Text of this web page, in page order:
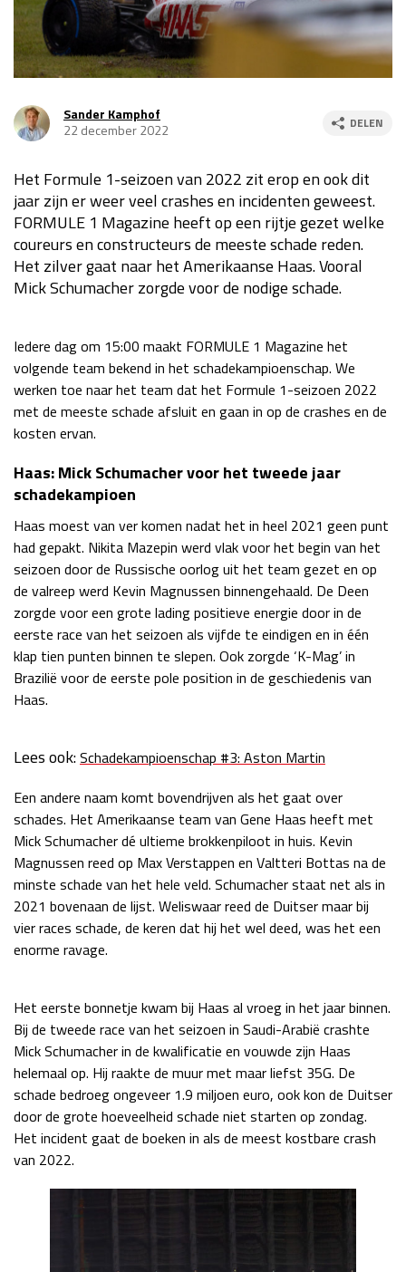
Race
za 13:00 - 15:00
Kwalificatie
za 23:00 - 00:00
Race
zo 21:00 - 23:00
Kwalificatie
za 22:00 - 23:00
Race
Kwalificatie
za 19:00 - 20:00
Race
zo 18:00 - 20:00
LAS VEGAS GRAND PRIX 2026 20 - 22 nov
Kwalificatie
za 05:00 - 06:00
Race
GP QATAR 2026 27 - 29 nov
Kwalificatie
GP ABU DHABI 2026
Kwalificatie
za 15:00 - 16:00
Race
zo 14:00 - 16:00
Sander Kamphof
22 december 2022
DELEN
Het Formule 1-seizoen van 2022 zit erop en ook dit
jaar zijn er weer veel crashes en incidenten geweest.
FORMULE 1 Magazine heeft op een rijtje gezet welke
coureurs en constructeurs de meeste schade reden.
Het zilver gaat naar het Amerikaanse Haas. Vooral
Mick Schumacher zorgde voor de nodige schade.
Iedere dag om 15:00 maakt FORMULE 1 Magazine het
volgende team bekend in het schadekampioenschap. We
werken toe naar het team dat het Formule 1-seizoen 2022
met de meeste schade afsluit en gaan in op de crashes en de
kosten ervan.
Haas: Mick Schumacher voor het tweede jaar
schadekampioen
Haas moest van ver komen nadat het in heel 2021 geen punt
had gepakt. Nikita Mazepin werd vlak voor het begin van het
seizoen door de Russische oorlog uit het team gezet en op
de valreep werd Kevin Magnussen binnengehaald. De Deen
zorgde voor een grote lading positieve energie door in de
eerste race van het seizoen als vijfde te eindigen en in één
klap tien punten binnen te slepen. Ook zorgde ‘K-Mag’ in
Brazilië voor de eerste pole position in de geschiedenis van
Haas.
Lees ook:Schadekampioenschap #3: Aston Martin
Een andere naam komt bovendrijven als het gaat over
schades. Het Amerikaanse team van Gene Haas heeft met
Mick Schumacher dé ultieme brokkenpiloot in huis. Kevin
Magnussen reed op Max Verstappen en Valtteri Bottas na de
minste schade van het hele veld. Schumacher staat net als in
2021 bovenaan de lijst. Weliswaar reed de Duitser maar bij
vier races schade, de keren dat hij het wel deed, was het een
enorme ravage.
Het eerste bonnetje kwam bij Haas al vroeg in het jaar binnen.
Bij de tweede race van het seizoen in Saudi-Arabië crashte
Mick Schumacher in de kwalificatie en vouwde zijn Haas
helemaal op. Hij raakte de muur met maar liefst 35G. De
schade bedroeg ongeveer 1.9 miljoen euro, ook kon de Duitser
door de grote hoeveelheid schade niet starten op zondag.
Het incident gaat de boeken in als de meest kostbare crash
van 2022.